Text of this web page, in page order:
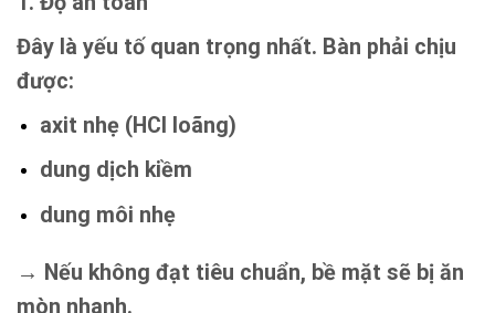
Đây là yếu tố quan trọng nhất. Bàn phải chịu
được:
axit nhẹ (HCl loãng)
dung dịch kiềm
dung môi nhẹ
→ Nếu không đạt tiêu chuẩn, bề mặt sẽ bị ăn
mòn nhanh.